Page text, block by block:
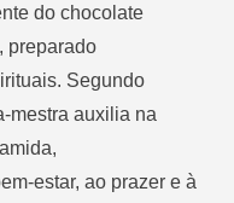
do chocolate
preparado
Segundo
mestra auxilia na
estar, ao prazer e à